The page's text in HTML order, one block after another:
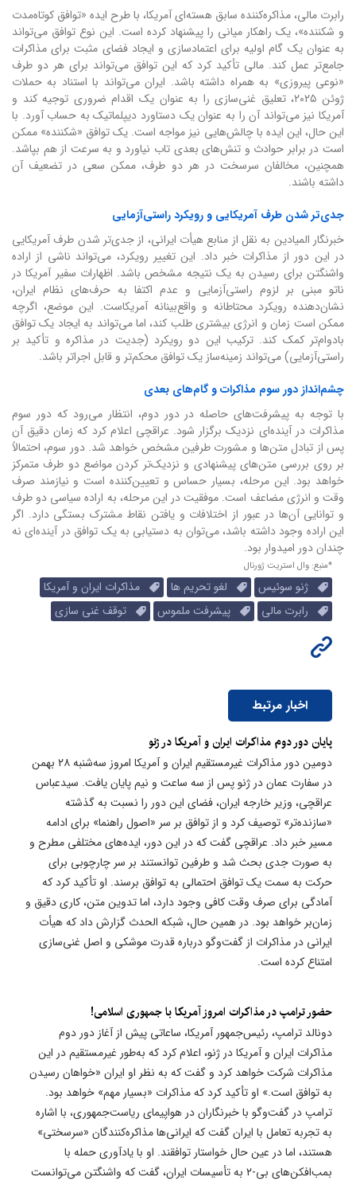
رابرت مالی، مذاکره‌کننده سابق هسته‌ای آمریکا، با طرح ایده «توافق کوتاه‌مدت
و شکننده»، یک راهکار میانی را پیشنهاد کرده است. این نوع توافق می‌تواند
به عنوان یک گام اولیه برای اعتمادسازی و ایجاد فضای مثبت برای مذاکرات
جامع‌تر عمل کند. مالی تأکید کرد که این توافق می‌تواند برای هر دو طرف
«نوعی پیروزی» به همراه داشته باشد. ایران می‌تواند با استناد به حملات
ژوئن ۲۰۲۵، تعلیق غنی‌سازی را به عنوان یک اقدام ضروری توجیه کند و
آمریکا نیز می‌تواند آن را به عنوان یک دستاورد دیپلماتیک به حساب آورد. با
این حال، این ایده با چالش‌هایی نیز مواجه است. یک توافق «شکننده» ممکن
است در برابر حوادث و تنش‌های بعدی تاب نیاورد و به سرعت از هم بپاشد.
همچنین، مخالفان سرسخت در هر دو طرف، ممکن سعی در تضعیف آن
داشته باشند.
جدی‌تر شدن طرف آمریکایی و رویکرد راستی‌آزمایی
خبرنگار المیادین به نقل از منابع هیأت ایرانی، از جدی‌تر شدن طرف آمریکایی
در این دور از مذاکرات خبر داد. این تغییر رویکرد، می‌تواند ناشی از اراده
واشنگتن برای رسیدن به یک نتیجه مشخص باشد. اظهارات سفیر آمریکا در
ناتو مبنی بر لزوم راستی‌آزمایی و عدم اکتفا به حرف‌های نظام ایران،
نشان‌دهنده رویکرد محتاطانه و واقع‌بینانه آمریکاست. این موضع، اگرچه
ممکن است زمان و انرژی بیشتری طلب کند، اما می‌تواند به ایجاد یک توافق
بادوام‌تر کمک کند. ترکیب این دو رویکرد (جدیت در مذاکره و تأکید بر
راستی‌آزمایی) می‌تواند زمینه‌ساز یک توافق محکم‌تر و قابل اجراتر باشد.
چشم‌انداز دور سوم مذاکرات و گام‌های بعدی
با توجه به پیشرفت‌های حاصله در دور دوم، انتظار می‌رود که دور سوم
مذاکرات در آینده‌ای نزدیک برگزار شود. عراقچی اعلام کرد که زمان دقیق آن
پس از تبادل متن‌ها و مشورت طرفین مشخص خواهد شد. دور سوم، احتمالاً
بر روی بررسی متن‌های پیشنهادی و نزدیک‌تر کردن مواضع دو طرف متمرکز
خواهد بود. این مرحله، بسیار حساس و تعیین‌کننده است و نیازمند صرف
وقت و انرژی مضاعف است. موفقیت در این مرحله، به اراده سیاسی دو طرف
و توانایی آن‌ها در عبور از اختلافات و یافتن نقاط مشترک بستگی دارد. اگر
این اراده وجود داشته باشد، می‌توان به دستیابی به یک توافق در آینده‌ای نه
چندان دور امیدوار بود.
*منبع: وال استریت ژورنال
ژنو سوئیس لغو تحریم ها
مذاکرات ایران و آمریکا
رابرت مالی
پیشرفت ملموس توقف غنی سازی
اخبار مرتبط
پایان دور دوم مذاکرات ایران و آمریکا در ژنو
دومین دور مذاکرات غیرمستقیم ایران و آمریکا امروز سه‌شنبه ۲۸ بهمن
در سفارت عمان در ژنو پس از سه ساعت و نیم پایان یافت. سیدعباس
عراقچی، وزیر خارجه ایران، فضای این دور را نسبت به گذشته
«سازنده‌تر» توصیف کرد و از توافق بر سر «اصول راهنما» برای ادامه
مسیر خبر داد. عراقچی گفت که در این دور، ایده‌های مختلفی مطرح و
به صورت جدی بحث شد و طرفین توانستند بر سر چارچوبی برای
حرکت به سمت یک توافق احتمالی به توافق برسند. او تأکید کرد که
آمادگی برای صرف وقت کافی وجود دارد، اما تدوین متن، کاری دقیق و
زمان‌بر خواهد بود. در همین حال، شبکه الحدث گزارش داد که هیأت
ایرانی در مذاکرات از گفت‌وگو درباره قدرت موشکی و اصل غنی‌سازی
امتناع کرده است.
حضور ترامپ در مذاکرات امروز آمریکا با جمهوری اسلامی!
دونالد ترامپ، رئیس‌جمهور آمریکا، ساعاتی پیش از آغاز دور دوم
مذاکرات ایران و آمریکا در ژنو، اعلام کرد که به‌طور غیرمستقیم در این
مذاکرات شرکت خواهد کرد و گفت که به نظر او ایران «خواهان رسیدن
به توافق است.» او تأکید کرد که مذاکرات «بسیار مهم» خواهد بود.
ترامپ در گفت‌وگو با خبرنگاران در هواپیمای ریاست‌جمهوری، با اشاره
به تجربه تعامل با ایران گفت که ایرانی‌ها مذاکره‌کنندگان «سرسختی»
هستند، اما در عین حال خواستار توافقند. او با یادآوری حمله با
بمب‌افکن‌های بی-۲ به تأسیسات ایران، گفت که واشنگتن می‌توانست